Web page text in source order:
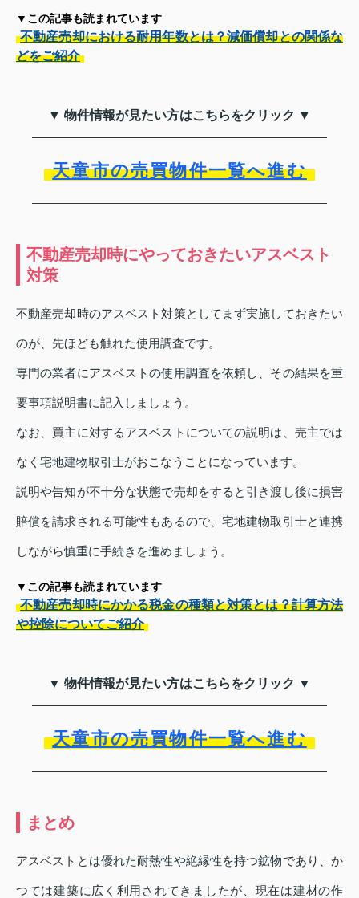
▼この記事も読まれています
不動産売却における耐用年数とは？減価償却との関係な
どをご紹介
▼ 物件情報が見たい方はこちらをクリック ▼
天童市の売買物件一覧へ進む
不動産売却時にやっておきたいアスベスト
対策
不動産売却時のアスベスト対策としてまず実施しておきたい
のが、先ほども触れた使用調査です。
専門の業者にアスベストの使用調査を依頼し、その結果を重
要事項説明書に記入しましょう。
なお、買主に対するアスベストについての説明は、売主では
なく宅地建物取引士がおこなうことになっています。
説明や告知が不十分な状態で売却をすると引き渡し後に損害
賠償を請求される可能性もあるので、宅地建物取引士と連携
しながら慎重に手続きを進めましょう。
▼この記事も読まれています
不動産売却時にかかる税金の種類と対策とは？計算方法
や控除についてご紹介
▼ 物件情報が見たい方はこちらをクリック ▼
天童市の売買物件一覧へ進む
まとめ
アスベストとは優れた耐熱性や絶縁性を持つ鉱物であり、か
つては建築に広く利用されてきましたが、現在は建材の作